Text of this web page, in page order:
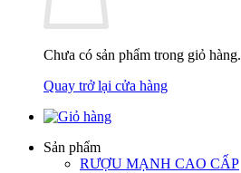
Chưa có sản phẩm trong giỏ hàng.
Quay trở lại cửa hàng
Sản phẩm
RƯỢU MẠNH CAO CẤP